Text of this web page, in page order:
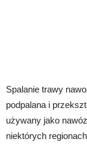
Spalanie trawy
podpalana i
używany jako
niektórych